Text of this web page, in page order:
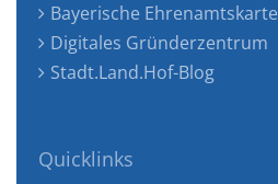
Bayerische Ehrenamtskarte
Digitales Gründerzentrum
Stadt.Land.Hof-Blog
Quicklinks